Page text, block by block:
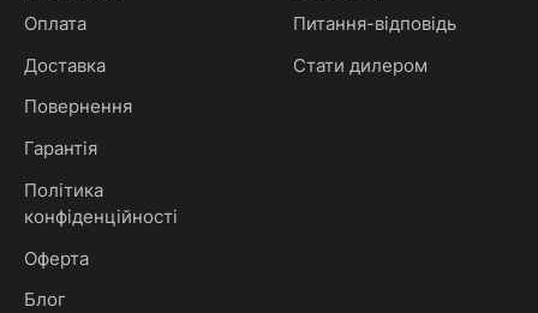
Оплата
Доставка
Повернення
Гарантія
Політика
конфіденційності
Оферта
Блог
Питання-відповідь
Стати дилером